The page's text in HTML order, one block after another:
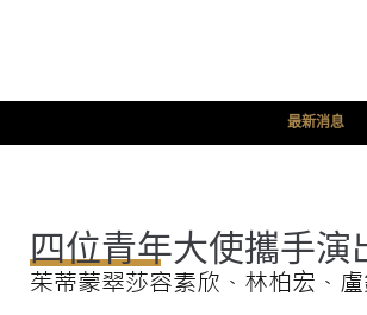
最新消息
四位青年大使攜手演
茱蒂蒙翠莎容素欣、林柏宏、